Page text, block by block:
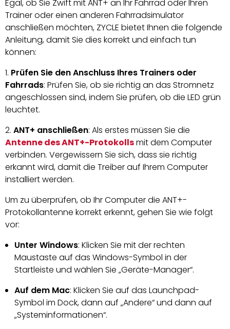
Egal, ob Sie Zwift mit ANT+ an Ihr Fahrrad oder Ihren
Trainer oder einen anderen Fahrradsimulator
anschließen möchten, ZYCLE bietet Ihnen die folgende
Anleitung, damit Sie dies korrekt und einfach tun
können:
Prüfen Sie den Anschluss Ihres Trainers oder
Fahrrads: Prüfen Sie, ob sie richtig an das Stromnetz
angeschlossen sind, indem Sie prüfen, ob die LED grün
leuchtet.
ANT+ anschließen: Als erstes müssen Sie die
Antenne des ANT+-Protokollsmit dem Computer
verbinden. Vergewissern Sie sich, dass sie richtig
erkannt wird, damit die Treiber auf Ihrem Computer
installiert werden.
Um zu überprüfen, ob Ihr Computer die ANT+-
Protokollantenne korrekt erkennt, gehen Sie wie folgt
vor:
Unter Windows: Klicken Sie mit der rechten
Maustaste auf das Windows-Symbol in der
Startleiste und wählen Sie „Geräte-Manager“.
Auf dem Mac: Klicken Sie auf das Launchpad-
Symbol im Dock, dann auf „Andere“ und dann auf
„Systeminformationen“.